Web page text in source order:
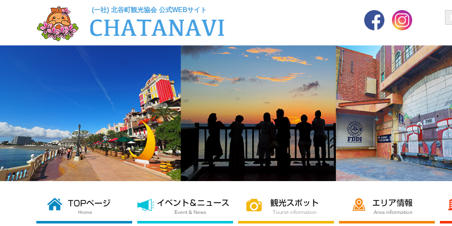
(一社) 北谷町観光協会 公式WEBサイト